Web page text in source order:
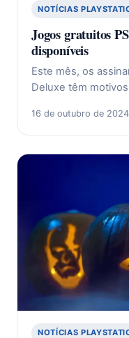
NOTÍCIAS
Jogos gratuitos
disponíveis
Este mês, os
Deluxe têm
16 de outubro de 2024
NOTÍCIAS